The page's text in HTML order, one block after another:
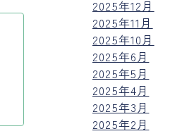
2025年12月
2025年11月
2025年10月
2025年6月
2025年5月
2025年4月
2025年3月
2025年2月